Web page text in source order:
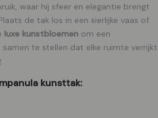
waar hij sfeer en elegantie brengt
de tak los in een sierlijke vaas of
luxe kunstbloemen om een
te stellen dat elke ruimte verrijkt
kunsttak: